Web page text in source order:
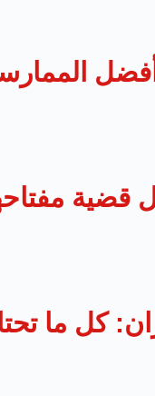
أفضل
قضية
كل ما